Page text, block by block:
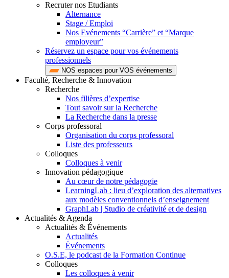
Recruter nos Etudiants
Alternance
Stage / Emploi
Nos Evénements “Carrière” et “Marque
employeur”
Réservez un espace pour vos événements
professionnels
NOS espaces pour VOS événements
Faculté, Recherche & Innovation
Recherche
Nos filières d’expertise
Tout savoir sur la Recherche
La Recherche dans la presse
Corps professoral
Organisation du corps professoral
Liste des professeurs
Colloques
Colloques à venir
Innovation pédagogique
Au cœur de notre pédagogie
LearningLab : lieu d’exploration des alternatives
aux modèles conventionnels d’enseignement
GraphLab | Studio de créativité et de design
Actualités & Agenda
Actualités & Événements
Actualités
Événements
O.S.E, le podcast de la Formation Continue
Colloques
Les colloques à venir